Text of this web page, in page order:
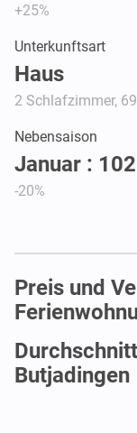
+25%
Unterkunftsart
Haus
2 Schlafzimmer,
Nebensaison
Januar :
-20%
Preis und
Butjadingen